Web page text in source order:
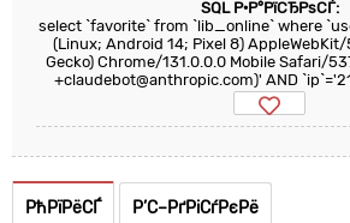
SQL Р·Р°РїСЂРѕСЃ:
select `favorite` from `lib_online` where
(Linux; Android 14; Pixel 8) AppleWebKit/
Gecko) Chrome/131.0.0.0 Mobile Safari/
+claudebot@anthropic.com)' AND
РћРїРёСЃ Р’С–РґРіСѓРєРё